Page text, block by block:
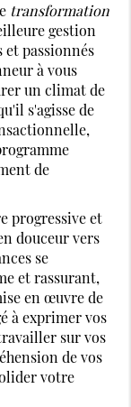
transformation
gestion
et passionnés
à vous
un climat de
s'agisse de
de
progressive et
douceur vers
se
et rassurant,
en œuvre de
à exprimer vos
sur vos
de vos
votre